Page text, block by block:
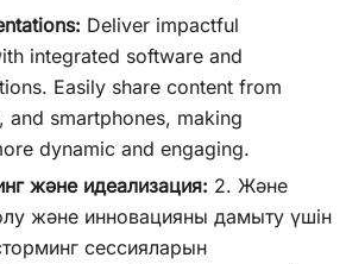
Deliver impactful
integrated software and
Easily share content from
and smartphones, making
dynamic and engaging.
және идеализация: 2. Және
және инновацияны дамыту үшін
сессияларын